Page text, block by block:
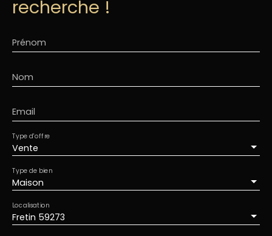
recherche !
Prénom
Nom
Email
Vente
Type d'offre
Maison
Type de bien
Fretin 59273
Localisation